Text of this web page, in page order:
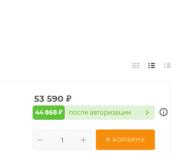
53 590 ₽
44 868 ₽ после авторизации
В КОРЗИНУ